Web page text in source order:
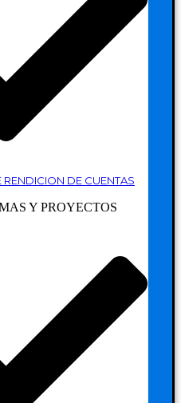
RENDICION DE CUENTAS
Y PROYECTOS